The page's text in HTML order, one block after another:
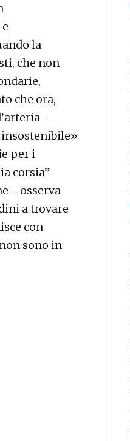
la
che non
che ora,
-
per i
corsia”
- osserva
a trovare
con
sono in